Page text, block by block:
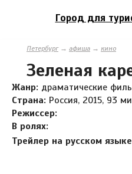
Город для
Петербург→ афиша → кино
Зеленая
Жанр: драматические
Страна: Россия, 2015, 93
Режиссер:
В ролях:
Трейлер на русском языке